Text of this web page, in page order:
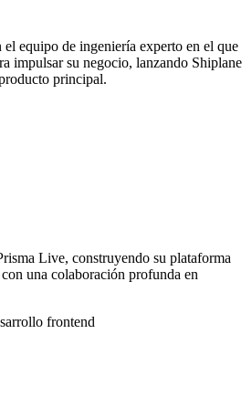
equipo de ingeniería experto en el que
impulsar su negocio, lanzando Shiplane
principal.
Live, construyendo su plataforma
una colaboración profunda en
frontend